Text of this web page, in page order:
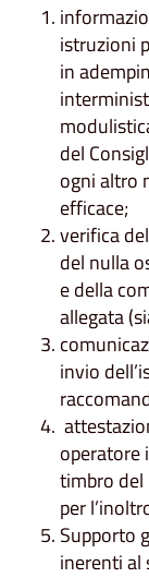
istruzioni
in
del
ogni altro
efficace;
verifica
del nulla
e della
allegata
invio
operatore
timbro
per
Supporto
inerenti al